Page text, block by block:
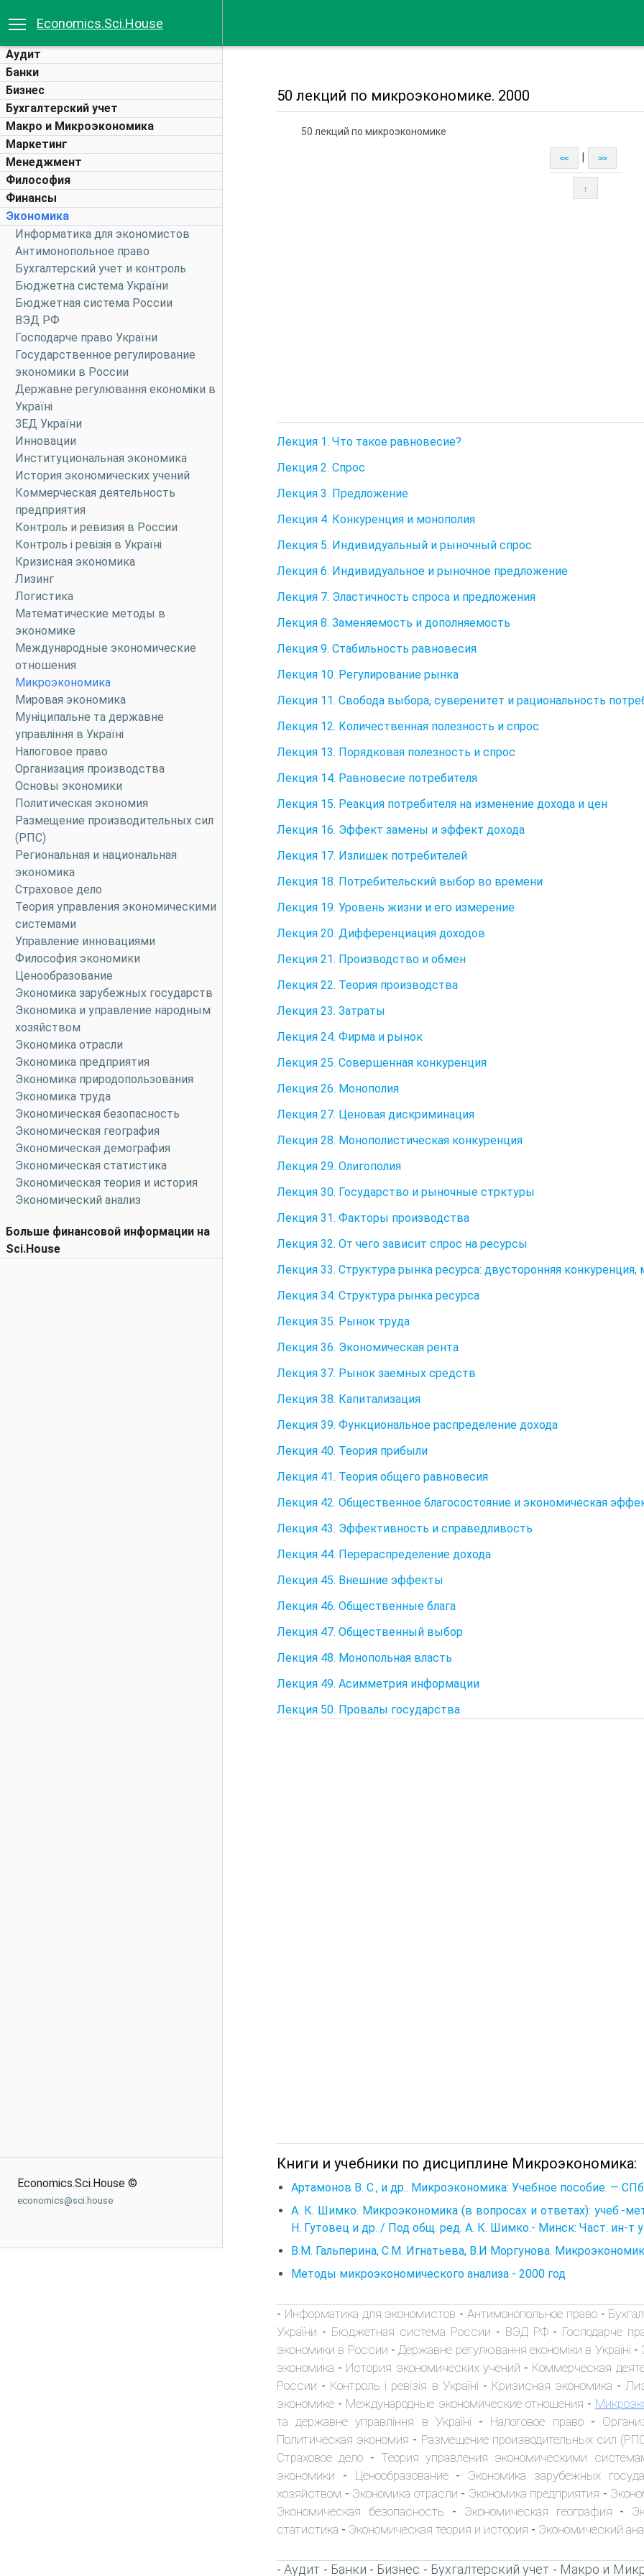
Economics.Sci.House
Аудит
Банки
Бизнес
Бухгалтерский учет
Макро и Микроэкономика
Маркетинг
Менеджмент
Философия
Финансы
Экономика
Информатика для экономистов
Антимонопольное право
Бухгалтерский учет и контроль
Бюджетна система України
Бюджетная система России
ВЭД РФ
Господарче право України
Государственное регулирование
экономики в России
Державне регулювання економіки в
Україні
ЗЕД України
Инновации
Институциональная экономика
История экономических учений
Коммерческая деятельность
предприятия
Контроль и ревизия в России
Контроль і ревізія в Україні
Кризисная экономика
Лизинг
Логистика
Математические методы в
экономике
Международные экономические
отношения
Микроэкономика
Мировая экономика
Муніципальне та державне
управління в Україні
Налоговое право
Организация производства
Основы экономики
Политическая экономия
Размещение производительных сил
(РПС)
Региональная и национальная
экономика
Страховое дело
Теория управления экономическими
системами
Управление инновациями
Философия экономики
Ценообразование
Экономика зарубежных государств
Экономика и управление народным
хозяйством
Экономика отрасли
Экономика предприятия
Экономика природопользования
Экономика труда
Экономическая безопасность
Экономическая география
Экономическая демография
Экономическая статистика
Экономическая теория и история
Экономический анализ
Больше финансовой информации на
Sci.House
Economics.Sci.House ©
economics@sci.house
50 лекций по микроэкономике. 2000
50 лекций по микроэкономике
<< >>
↑
Лекция 1. Что такое равновесие?
Лекция 2. Спрос
Лекция 3. Предложение
Лекция 4. Конкуренция и монополия
Лекция 5. Индивидуальный и рыночный спрос
Лекция 6. Индивидуальное и рыночное предложение
Лекция 7. Эластичность спроса и предложения
Лекция 8. Заменяемость и дополняемость
Лекция 9. Стабильность равновесия
Лекция 10. Регулирование рынка
Лекция 11. Свобода выбора, суверенитет и рациональность
Лекция 12. Количественная полезность и спрос
Лекция 13. Порядковая полезность и спрос
Лекция 14. Равновесие потребителя
Лекция 15. Реакция потребителя на изменение дохода и цен
Лекция 16. Эффект замены и эффект дохода
Лекция 17. Излишек потребителей
Лекция 18. Потребительский выбор во времени
Лекция 19. Уровень жизни и его измерение
Лекция 20. Дифференциация доходов
Лекция 21. Производство и обмен
Лекция 22. Теория производства
Лекция 23. Затраты
Лекция 24. Фирма и рынок
Лекция 25. Совершенная конкуренция
Лекция 26. Монополия
Лекция 27. Ценовая дискриминация
Лекция 28. Монополистическая конкуренция
Лекция 29. Олигополия
Лекция 30. Государство и рыночные стрктуры
Лекция 31. Факторы производства
Лекция 32. От чего зависит спрос на ресурсы
Лекция 33. Структура рынка ресурса: двусторонняя конкуренция,
Лекция 34. Структура рынка ресурса
Лекция 35. Рынок труда
Лекция 36. Экономическая рента
Лекция 37. Рынок заемных средств
Лекция 38. Капитализация
Лекция 39. Функциональное распределение дохода
Лекция 40. Теория прибыли
Лекция 41. Теория общего равновесия
Лекция 42. Общественное благосостояние и экономическая
Лекция 43. Эффективность и справедливость
Лекция 44. Перераспределение дохода
Лекция 45. Внешние эффекты
Лекция 46. Общественные блага
Лекция 47. Общественный выбор
Лекция 48. Монопольная власть
Лекция 49. Асимметрия информации
Лекция 50. Провалы государства
Книги и учебники по дисциплине Микроэкономика:
Артамонов В. С., и др.. Микроэкономика: Учебное пособие. —
А. К. Шимко. Микроэкономика (в вопросах и ответах): учеб.-
Н. Гутовец и др. / Под общ. ред. А. К. Шимко.- Минск: Част. ин-т
В.М. Гальперина, С.М. Игнатьева, В.И Моргунова.
Методы микроэкономического анализа - 2000 год
- Информатика для экономистов - Антимонопольное право-
України - Бюджетная система России - ВЭД РФ- Господарче
экономики в России - Державне регулювання економіки в Україні -
экономика - История экономических учений - Коммерческая
России - Контроль і ревізія в Україні - Кризисная экономика -
экономике - Международные экономические отношения -
та державне управління в Україні - Налоговое право-
Политическая экономия - Размещение производительных сил
Страховое дело - Теория управления экономическими
экономики - Ценообразование- Экономика зарубежных
хозяйством - Экономика отрасли - Экономика предприятия -
Экономическая безопасность - Экономическая география -
статистика - Экономическая теория и история - Экономический
-Аудит - Банки - Бизнес - Бухгалтерский учет - Макро и